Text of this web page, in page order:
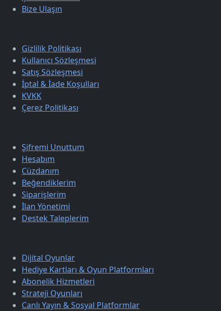
Bize Ulaşın
Gizlilik Politikası
Kullanıcı Sözleşmesi
Satış Sözleşmesi
İptal & İade Koşulları
KVKK
Çerez Politikası
Şifremi Unuttum
Hesabım
Cüzdanım
Beğendiklerim
Siparişlerim
İlan Yönetimi
Destek Taleplerim
Dijital Oyunlar
Hediye Kartları & Oyun Platformları
Abonelik Hizmetleri
Strateji Oyunları
Canlı Yayın & Sosyal Platformlar